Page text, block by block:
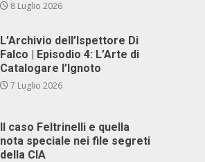
8 Luglio 2026
L’Archivio dell’Ispettore Di
Falco | Episodio 4: L’Arte di
Catalogare l’Ignoto
7 Luglio 2026
Il caso Feltrinelli e quella
nota speciale nei file segreti
della CIA